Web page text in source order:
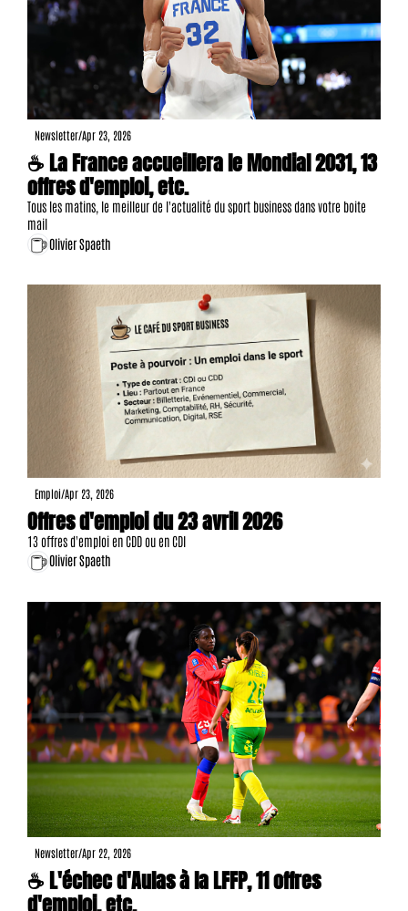
Newsletter/Apr 23, 2026
☕ La France accueillera le Mondial 2031, 13
offres d'emploi, etc.
Tous les matins, le meilleur de l'actualité du sport business dans votre boite
mail
Olivier Spaeth
Emploi/Apr 23, 2026
Offres d'emploi du 23 avril 2026
13 offres d'emploi en CDD ou en CDI
Olivier Spaeth
Newsletter/Apr 22, 2026
☕ L'échec d'Aulas à la LFFP, 11 offres
d'emploi, etc.